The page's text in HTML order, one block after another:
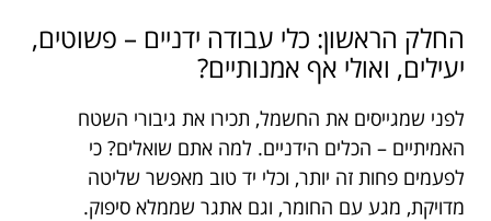
החלק הראשון: כלי עבודה ידניים – פשוטים,
יעילים, ואולי אף אמנותיים?
לפני שמגייסים את החשמל, תכירו את גיבורי השטח
האמיתיים – הכלים הידניים. למה אתם שואלים? כי
לפעמים פחות זה יותר, וכלי יד טוב מאפשר שליטה
מדויקת, מגע עם החומר, וגם אתגר שממלא סיפוק.